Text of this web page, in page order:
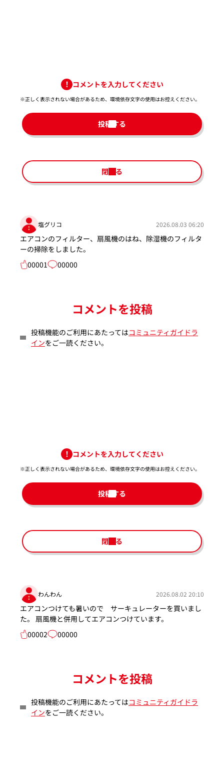
コメントを入力してください
※正しく表示されない場合があるため、環境依存文字の使用はお控えください。​
投稿する
閉じる
塩グリコ 2026.08.03 06:20
エアコンのフィルター、扇風機のはね、除湿機のフィルタ
ーの掃除をしました。
00001
00000
コメントを投稿
投稿機能のご利用にあたってはコミュニティガイドラ
インをご一読ください。
コメントを入力してください
※正しく表示されない場合があるため、環境依存文字の使用はお控えください。​
投稿する
閉じる
わんわん 2026.08.02 20:10
エアコンつけても暑いので サーキュレーターを買いまし
た。 扇風機と併用してエアコンつけています。
00002
00000
コメントを投稿
投稿機能のご利用にあたってはコミュニティガイドラ
インをご一読ください。